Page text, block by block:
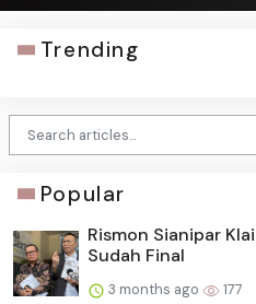
Trending
Popular
Rismon Sianipar
Sudah Final
3 months ago 177